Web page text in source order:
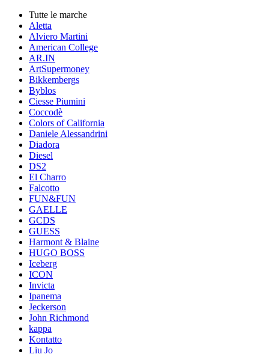
Tutte le marche
Aletta
Alviero Martini
American College
AR.IN
ArtSupermoney
Bikkembergs
Byblos
Ciesse Piumini
Coccodè
Colors of California
Daniele Alessandrini
Diadora
Diesel
DS2
El Charro
Falcotto
FUN&FUN
GAELLE
GCDS
GUESS
Harmont & Blaine
HUGO BOSS
Iceberg
ICON
Invicta
Ipanema
Jeckerson
John Richmond
kappa
Kontatto
Liu Jo